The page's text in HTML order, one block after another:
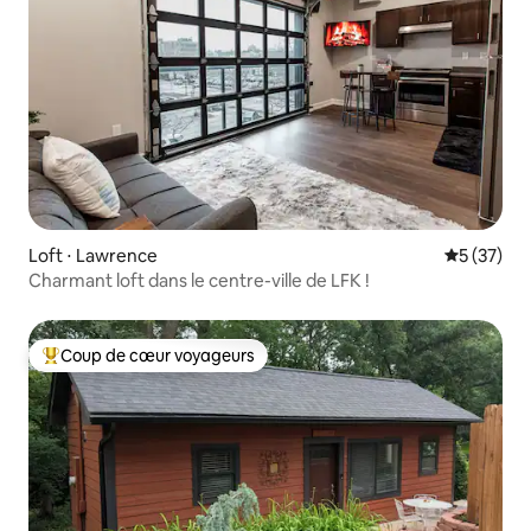
Loft ⋅ Lawrence
5 (37)
Charmant loft dans le centre-ville de LFK !
Coups de cœur voyageurs les plus appréciés
Coup de cœur voyageurs